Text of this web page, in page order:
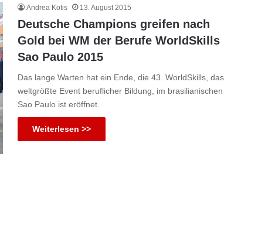
Andrea Kotis 13. August 2015
Deutsche Champions greifen nach
Gold bei WM der Berufe WorldSkills
Sao Paulo 2015
Das lange Warten hat ein Ende, die 43. WorldSkills, das
weltgrößte Event beruflicher Bildung, im brasilianischen
Sao Paulo ist eröffnet.
Weiterlesen >>